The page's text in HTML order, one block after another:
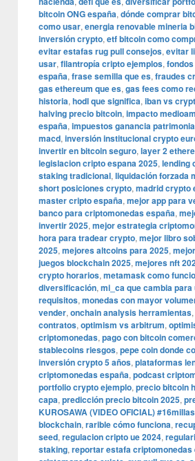
bitcoin ONG españa, dónde comprar
como usar, energia renovable mineria
inversión crypto, etf bitcoin como
evitar estafas rug pull consejos, evitar
usar, filantropía cripto ejemplos,
españa, frase semilla que es, fraudes
gas ethereum que es, gas fees como
historia, hodl que significa, iban vs
halving precio bitcoin, impacto
españa, impuestos ganancia
macd, inversión institucional crypto
invertir en bitcoin seguro, layer 2
legislacion cripto espana 2025, lending
staking tradicional, liquidación forzada
short posiciones crypto, madrid crypto
master cripto españa, mejor app para
banco para criptomonedas españa,
invertir 2025, mejor estrategia
hora para tradear crypto, mejor libro
2025, mejores altcoins para 2025,
juegos blockchain 2025, mejores nft
crypto horarios, metamask como
diversificación, mi_ca que cambia
requisitos, monedas con mayor
vender, onchain analysis herramientas,
contratos, optimism vs arbitrum,
criptomonedas, pago con bitcoin
stablecoins riesgos, pepe coin donde
inversión crypto 5 años, plataformas
criptomonedas españa, podcast
portfolio crypto ejemplo, precio bitcoin
capa, predicción precio bitcoin 2025,
KUROSAWA (VIDEO OFICIAL) #16millas
blockchain, rarible cómo funciona,
seed, regulacion cripto ue 2024,
staking, reportar estafa criptomonedas